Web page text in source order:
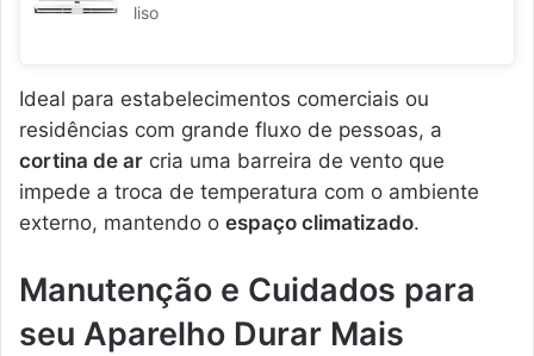
liso
Ideal para estabelecimentos comerciais ou
residências com grande fluxo de pessoas, a
cortina de ar cria uma barreira de vento que
impede a troca de temperatura com o ambiente
externo, mantendo o espaço climatizado.
Manutenção e Cuidados para
seu Aparelho Durar Mais